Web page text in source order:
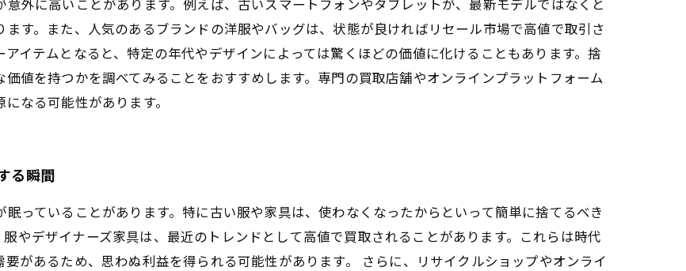
外に高いことがあります。例えば、古いスマートフォンやタブレットが、最新モデルではなくと
す。また、人気のあるブランドの洋服やバッグは、状態が良ければリセール市場で高値で取引さ
イテムとなると、特定の年代やデザインによっては驚くほどの価値に化けることもあります。捨
値を持つかを調べてみることをおすすめします。専門の買取店舗やオンラインプラットフォーム
なる可能性があります。
る瞬間
っていることがあります。特に古い服や家具は、使わなくなったからといって簡単に捨てるべき
やデザイナーズ家具は、最近のトレンドとして高値で買取されることがあります。これらは時代
があるため、思わぬ利益を得られる可能性があります。 さらに、リサイクルショップやオンライ